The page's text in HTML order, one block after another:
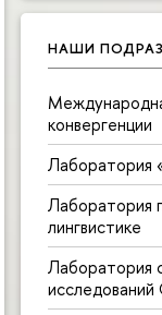
НАШИ
конвергенции
Лаборатория
Лаборатория
лингвистике
Лаборатория